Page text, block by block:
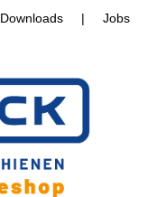
Downloads | Jobs